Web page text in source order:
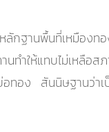
ฐานพื้นที่เหมืองท
ทำให้แทบไม่เหลื
ง สันนิษฐานว่าเป็